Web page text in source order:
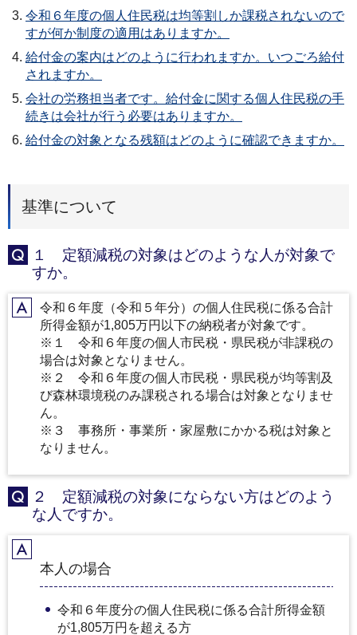
令和６年度の個人住民税は均等割しか課税されないので
すが何か制度の適用はありますか。
給付金の案内はどのように行われますか。いつごろ給付
されますか。
会社の労務担当者です。給付金に関する個人住民税の手
続きは会社が行う必要はありますか。
給付金の対象となる残額はどのように確認できますか。
基準について
Q
１ 定額減税の対象はどのような人が対象で
すか。
A令和６年度（令和５年分）の個人住民税に係る合計
所得金額が1,805万円以下の納税者が対象です。
※１ 令和６年度の個人市民税・県民税が非課税の
場合は対象となりません。
※２ 令和６年度の個人市民税・県民税が均等割及
び森林環境税のみ課税される場合は対象となりませ
ん。
※３ 事務所・事業所・家屋敷にかかる税は対象と
なりません。
Q
２ 定額減税の対象にならない方はどのよう
な人ですか。
A本人の場合
令和６年度分の個人住民税に係る合計所得金額
が1,805万円を超える方